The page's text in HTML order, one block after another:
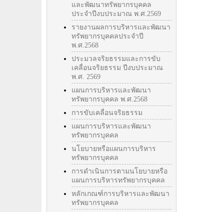
และพัฒนาทรัพยากรบุคคล
ประจำปีงบประมาณ พ.ศ.2569
รายงานผลการบริหารและพัฒนา
ทรัพยากรบุคคลประจำปี
พ.ศ.2568
ประมวลจริยธรรมและการขับ
เคลื่อนจริยธรรม ปีงบประมาณ
พ.ศ. 2569
แผนการบริหารและพัฒนา
ทรัพยากรบุคคล พ.ศ.2568
การขับเคลื่อนจริยธรรม
แผนการบริหารและพัฒนา
ทรัพยากรบุคคล
นโยบายหรือแผนการบริหาร
ทรัพยากรบุคคล
การดำเนินการตามนโยบายหรือ
แผนการบริหารทรัพยากรบุคคล
หลักเกณฑ์การบริหารและพัฒนา
ทรัพยากรบุคคล